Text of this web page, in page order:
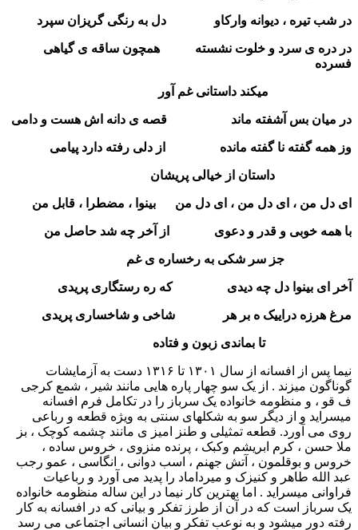
در شب تیره ، دیوانه وارکاو دل به رنگی گریزان سپرد
در دره ی سرد و خلوت نشسته همچون ساقه ی گیاهی
فسرده
میکند داستانی غم آور
در میان بس آشفته ماند قصه ی دانه اش هست و دامی
وز همه گفته نا گفته مانده از دلی رفته دارد پیامی
داستان از خیالی پریشان
ای دل من ، ای دل من ، ای دل من بینوا ، مضطرا ، قابل من
با همه خوبی و قدر و دعوی از آخر چه شد حاصل من
جز سر شکی به رخساره ی غم
آخر ای بینوا دل چه دیدی که ره رستگاری پریدی
مرغ هرزه دراییک ه بر هر شاخی و شاخساری پریدی
تا بماندی زبون و فتاده
نیما پس از افسانه از سال ۱۳۰۱ تا ۱۳۱۶ دست به آزمایشات
گوناگون میزند . از یک سو چهار پاره هایی مانند شیر ، شمع کرجی
ف قو ، و منظومه خانواده یک سرباز را در تکامل فرم افسانه
میسراید و از دیگر سو به شکلهای سنتی به ویژه قطعه و رباعی
روی می آورد. قطعه تمثیلی و طنز امیز ی مانند چشمه کوچک ، بز
ملا حسن ، کرم ابریشم وکبک ، پرنده منزوی ، خروس ساده ،
خروس و بوقلمون ، آتش جهنم ، اسب دوانی ، انگاسی ، عمو رجب
عبد الله طاهر و کنیزک و میرداماد را پدید می آورد و رباعیات
فراوانی میسراید . اما بهترین کار نیما در این ساله منظومه خانواده
یک سرباز است که در آن از طرز تفکر و بیانی که در افسانه به کار
رفته دور میشود و به نوعب تفکر و بیان انسانی اجتماعی می رسد